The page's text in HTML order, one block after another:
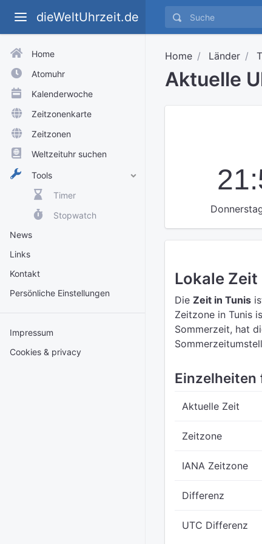
dieWeltUhrzeit.de
Home
Atomuhr
Kalenderwoche
Zeitzonenkarte
Zeitzonen
Weltzeituhr suchen
Tools
Timer
Stopwatch
News
Links
Kontakt
Persönliche Einstellungen
Impressum
Cookies & privacy
Home Länder
Aktuelle
Lokale Zeit
Die Zeit in Tunis
Zeitzone in Tunis
Sommerzeit, hat
Einzelheiten
Aktuelle Zeit
Zeitzone
IANA Zeitzone
Differenz
UTC Differenz